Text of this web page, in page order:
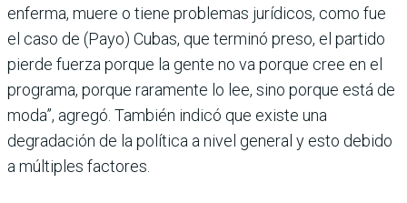
enferma, muere o tiene problemas jurídicos, como fue
el caso de (Payo) Cubas, que terminó preso, el par­tido
pierde fuerza porque la gente no va porque cree en el
programa, porque rara­mente lo lee, sino porque está de
moda”, agregó. Tam­bién indicó que existe una
degradación de la política a nivel general y esto debido
a múltiples factores.